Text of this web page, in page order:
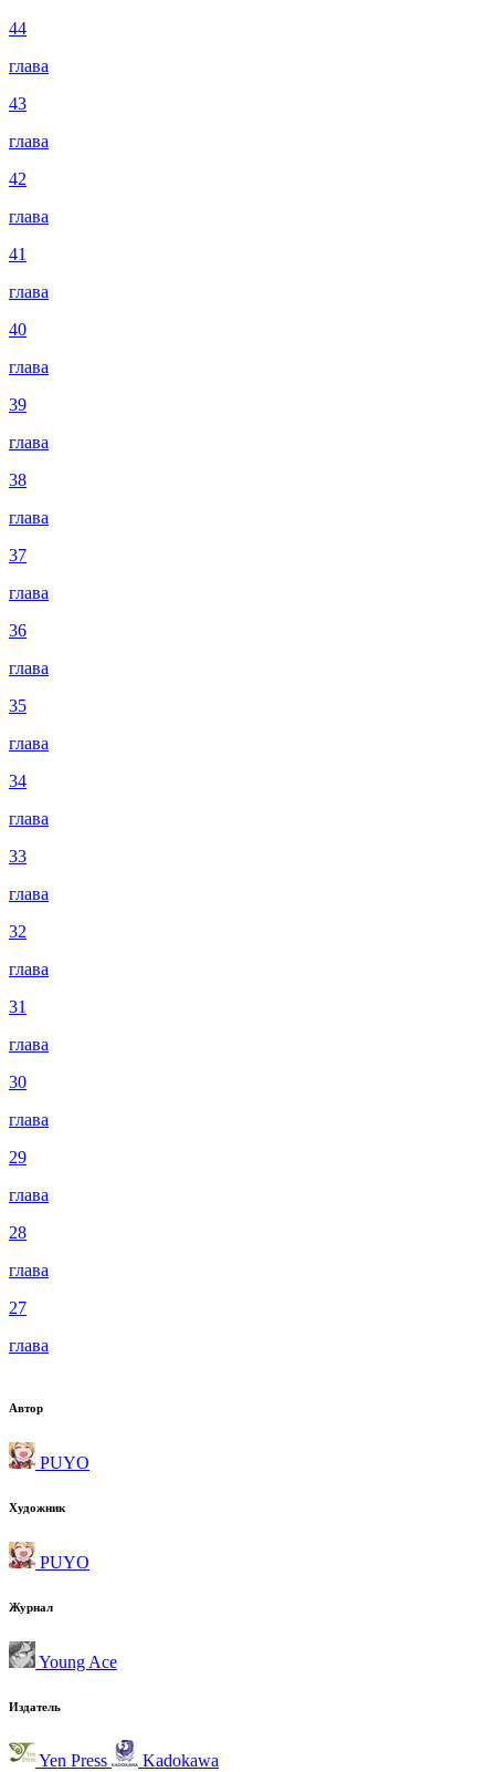
44
глава
43
глава
42
глава
41
глава
40
глава
39
глава
38
глава
37
глава
36
глава
35
глава
34
глава
33
глава
32
глава
31
глава
30
глава
29
глава
28
глава
27
глава
Автор
PUYO
Художник
PUYO
Журнал
Young Ace
Издатель
Yen Press Kadokawa